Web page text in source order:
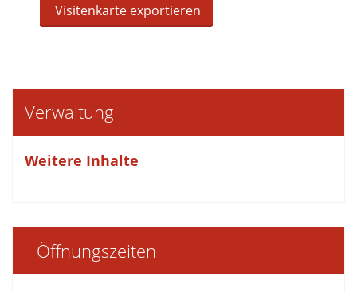
Visitenkarte exportieren
Verwaltung
Weitere Inhalte
Öffnungszeiten